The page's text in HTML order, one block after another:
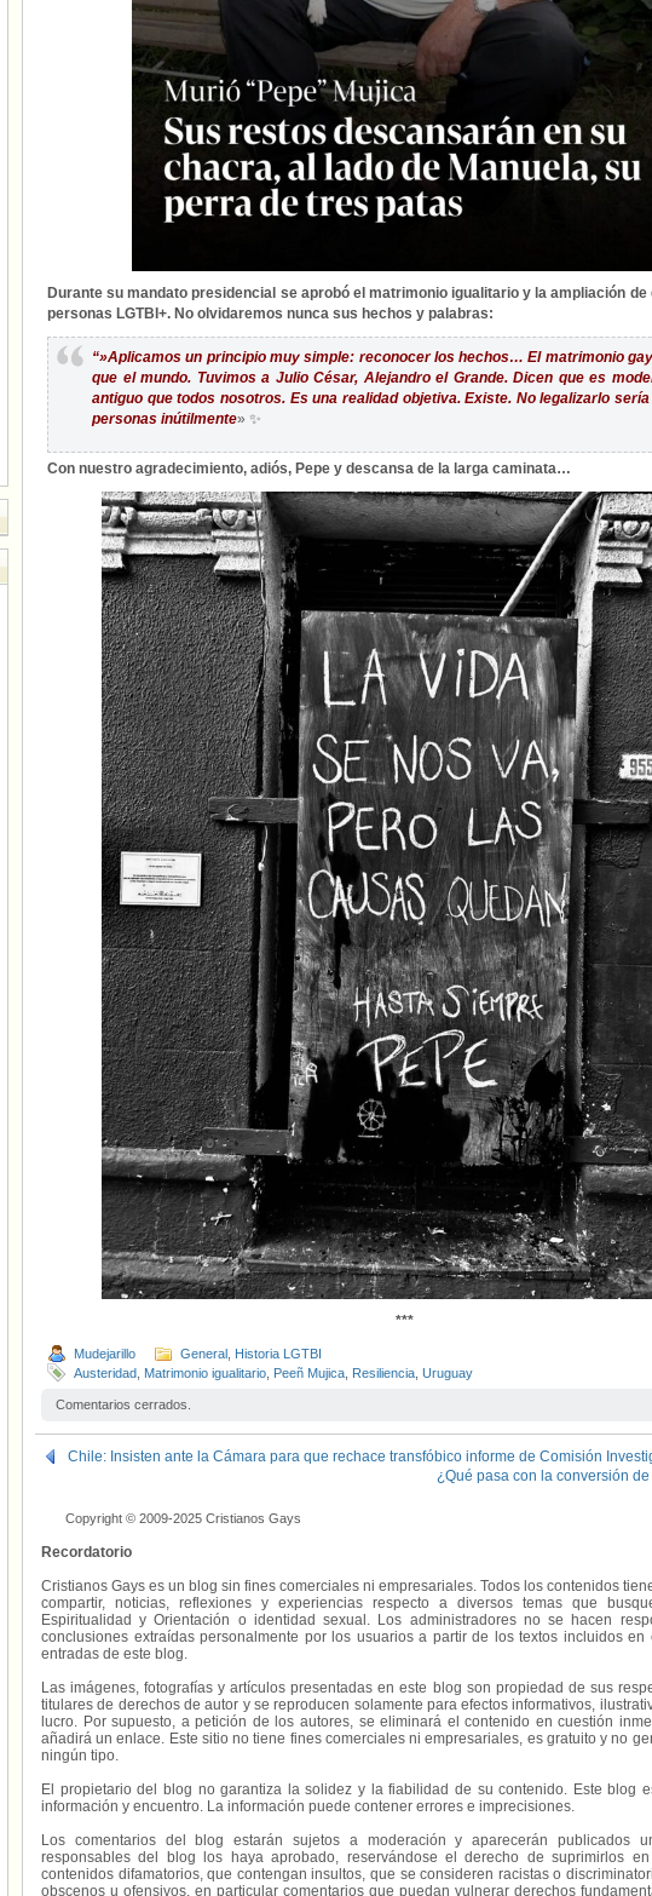
Durante su mandato presidencial se aprobó el matrimonio igualitario y la ampliación de
personas LGTBI+. No olvidaremos nunca sus hechos y palabras:
“»Aplicamos un principio muy simple: reconocer los hechos… El matrimonio
que el mundo. Tuvimos a Julio César, Alejandro el Grande. Dicen que es
antiguo que todos nosotros. Es una realidad objetiva. Existe. No legalizarlo
personas inútilmente» ✨
Con nuestro agradecimiento, adiós, Pepe y descansa de la larga caminata…
***
Mudejarillo General Historia LGTBI
Austeridad Matrimonio igualitario Peeñ Mujica Resiliencia Uruguay
Comentarios cerrados.
Chile: Insisten ante la Cámara para que rechace transfóbico informe de Comisión
¿Qué pasa con la conversión
Copyright © 2009-2025 Cristianos Gays
Recordatorio
Cristianos Gays es un blog sin fines comerciales ni empresariales. Todos los contenidos
compartir, noticias, reflexiones y experiencias respecto a diversos temas que
Espiritualidad y Orientación o identidad sexual. Los administradores no se hacen
conclusiones extraídas personalmente por los usuarios a partir de los textos incluidos
entradas de este blog.
Las imágenes, fotografías y artículos presentadas en este blog son propiedad de sus
titulares de derechos de autor y se reproducen solamente para efectos informativos,
lucro. Por supuesto, a petición de los autores, se eliminará el contenido en cuestión
añadirá un enlace. Este sitio no tiene fines comerciales ni empresariales, es gratuito y no
ningún tipo.
El propietario del blog no garantiza la solidez y la fiabilidad de su contenido. Este blog
información y encuentro. La información puede contener errores e imprecisiones.
Los comentarios del blog estarán sujetos a moderación y aparecerán publicados
responsables del blog los haya aprobado, reservándose el derecho de suprimirlos
contenidos difamatorios, que contengan insultos, que se consideren racistas o
obscenos u ofensivos, en particular comentarios que puedan vulnerar derechos